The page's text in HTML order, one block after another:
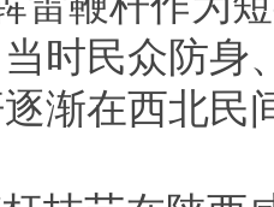
时民众防
渐在西北民